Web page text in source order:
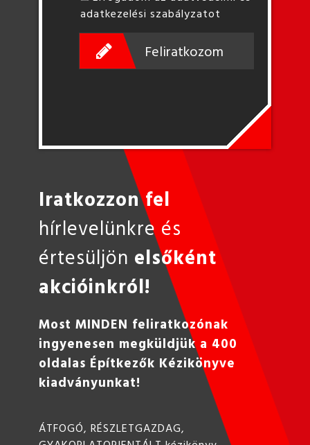
adatkezelési szabályzatot
Feliratkozom
Iratkozzon fel
hírlevelünkre és
értesüljön elsőként
akcióinkról!
Most MINDEN feliratkozónak
ingyenesen megküldjük a 400
oldalas Építkezők Kézikönyve
kiadványunkat!
ÁTFOGÓ, RÉSZLETGAZDAG,